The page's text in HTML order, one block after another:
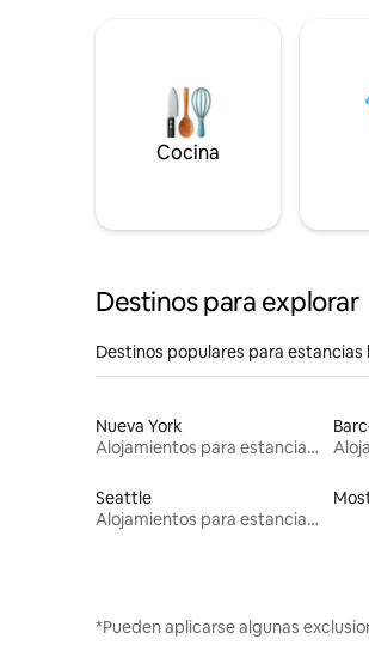
Cocina
Destinos para explorar
Destinos populares para estancias
Nueva York
Alojamientos para estancias largas
Seattle
Alojamientos para estancias largas
*Pueden aplicarse algunas